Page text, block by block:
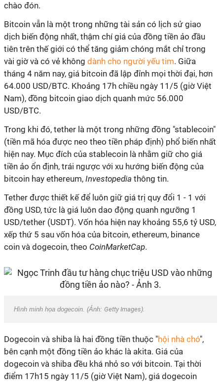
chào đón.
Bitcoin vẫn là một trong những tài sản có lịch sử giao
dịch biến động nhất, thậm chí giá của đồng tiền ảo đầu
tiên trên thế giới có thể tăng giảm chóng mắt chỉ trong
vài giờ và có vẻ không dành cho người yếu tim. Giữa
tháng 4 năm nay, giá bitcoin đã lập đỉnh mọi thời đại, hơn
64.000 USD/BTC. Khoảng 17h chiều ngày 11/5 (giờ Việt
Nam), đồng bitcoin giao dịch quanh mức 56.000
USD/BTC.
Trong khi đó, tether là một trong những đồng "stablecoin"
(tiền mã hóa được neo theo tiền pháp định) phổ biến nhất
hiện nay. Mục đích của stablecoin là nhằm giữ cho giá
tiền ảo ổn định, trái ngược với xu hướng biến động của
bitcoin hay ethereum, Investopedia thông tin.
Tether được thiết kế để luôn giữ giá trị quy đổi 1 - 1 với
đồng USD, tức là giá luôn dao động quanh ngưỡng 1
USD/tether (USDT). Vốn hóa hiện nay khoảng 55,6 tỷ USD,
xếp thứ 5 sau vốn hóa của bitcoin, ethereum, binance
coin và dogecoin, theo CoinMarketCap.
Hình minh họa dogecoin. (Ảnh: Getty Images).
Dogecoin và shiba là hai đồng tiền thuộc "hội nhà chó",
bên cạnh một đồng tiền ảo khác là akita. Giá của
dogecoin và shiba đều khá nhỏ so với bitcoin. Tại thời
điểm 17h15 ngày 11/5 (giờ Việt Nam), giá dogecoin